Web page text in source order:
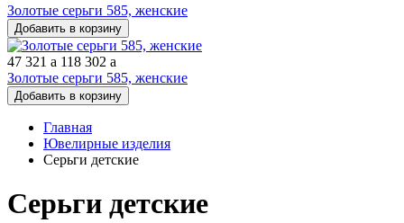
Золотые серьги 585, женские
Добавить в корзину
47 321 a 118 302 a
Золотые серьги 585, женские
Добавить в корзину
Главная
Ювелирные изделия
Серьги детские
Серьги детские